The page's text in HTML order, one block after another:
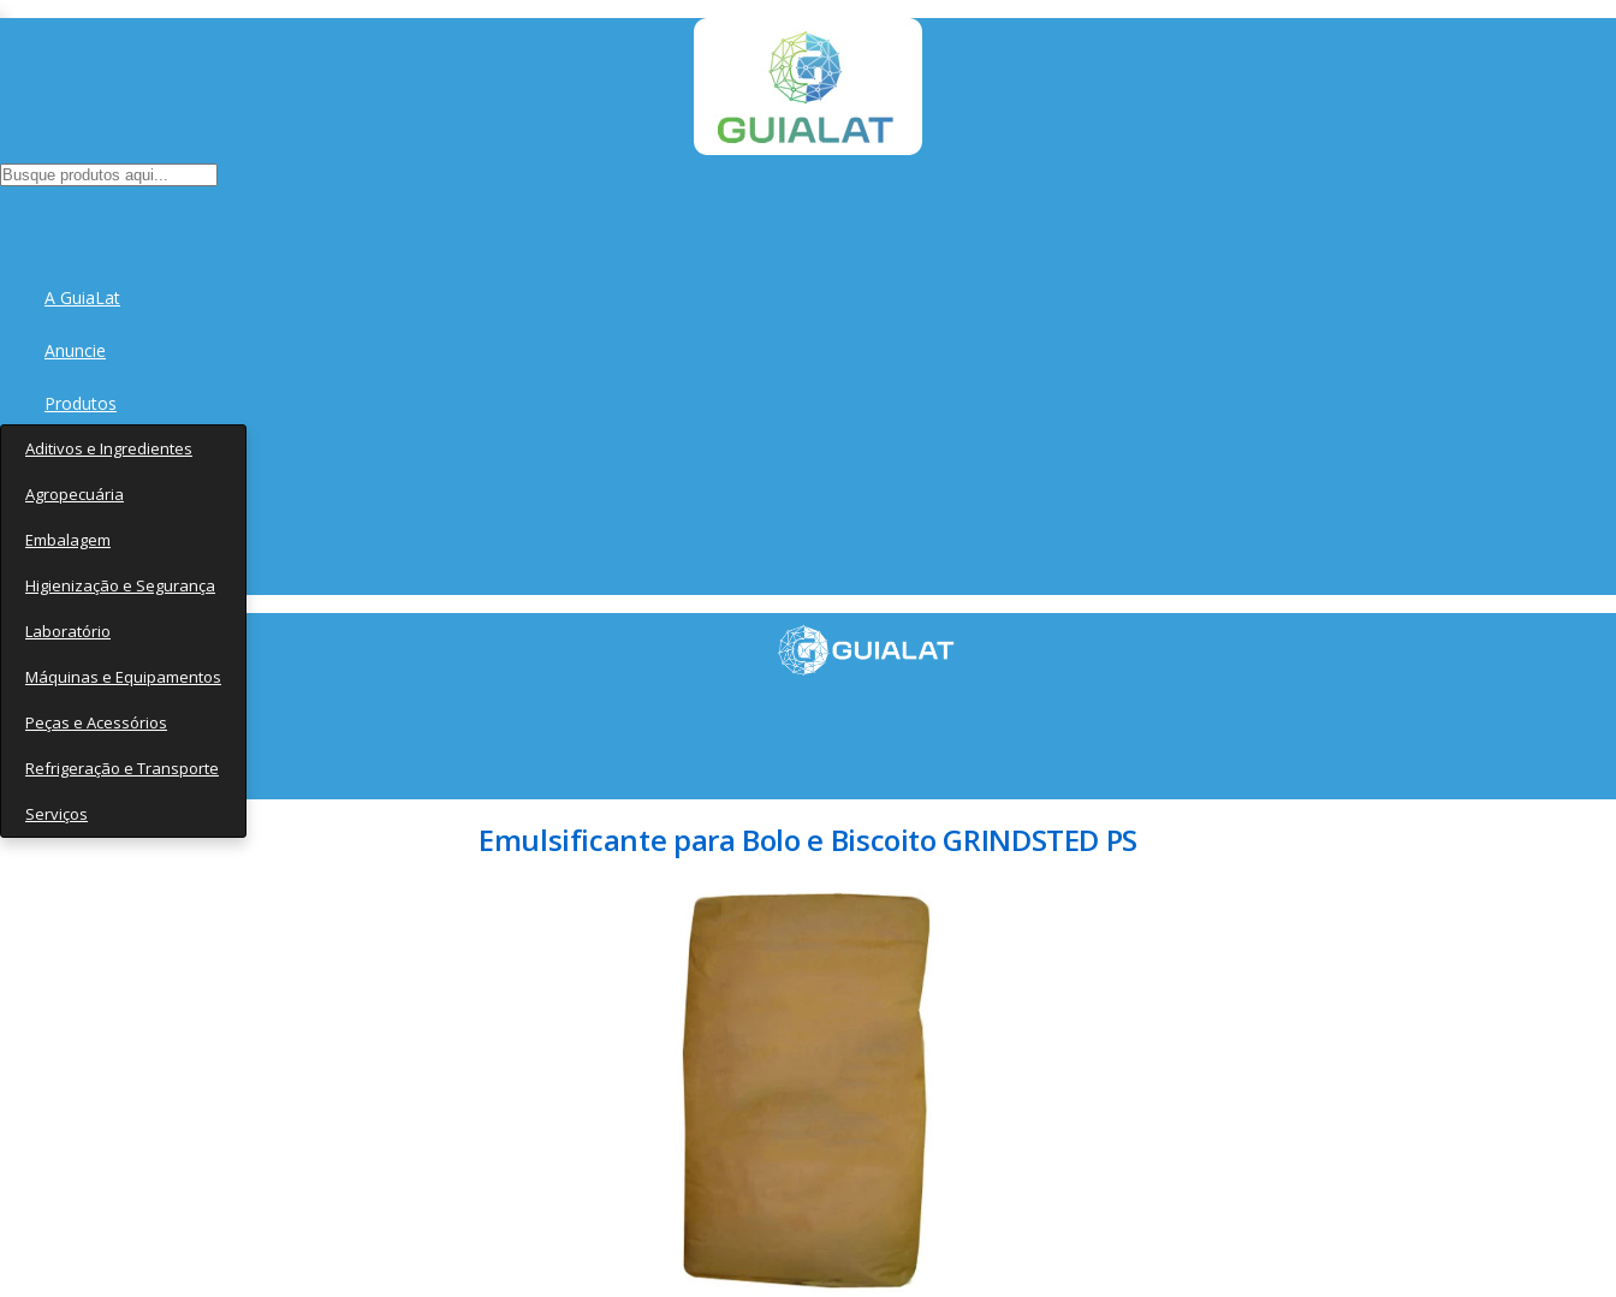
A GuiaLat
Anuncie
Produtos
Aditivos e Ingredientes
Agropecuária
Embalagem
Higienização e Segurança
Laboratório
Máquinas e Equipamentos
Peças e Acessórios
Refrigeração e Transporte
Serviços
Fornecedores
Notícias
Emulsificante para Bolo e Biscoito GRINDSTED PS